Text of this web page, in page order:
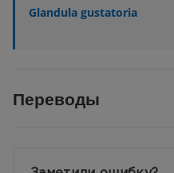
Glandula gustatoria
Переводы